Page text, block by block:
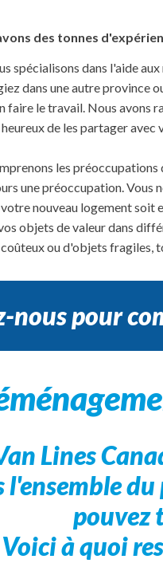
des tonnes
spécialisons dans l'aide
dans une autre province
faire le travail. Nous avons
de les partager avec
les préoccupations
une préoccupation. Vous
nouveau logement soit
objets de valeur dans
ou d'objets fragiles,
nous pour
Lines
du
pouvez
Voici à quoi